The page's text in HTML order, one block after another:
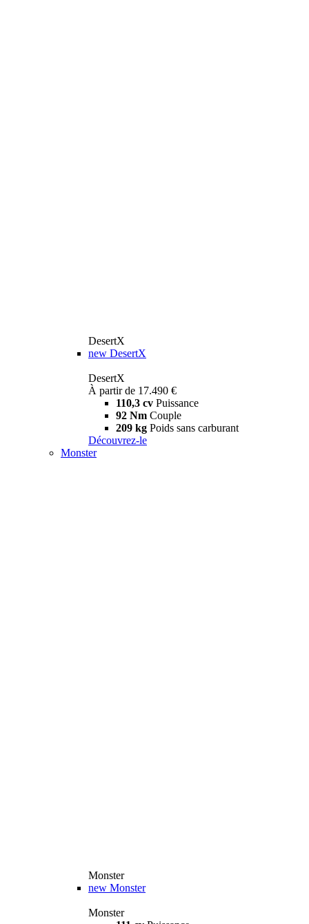
DesertX
new DesertX
DesertX
À partir de 17.490 €
110,3 cv Puissance
92 Nm Couple
209 kg Poids sans carburant
Découvrez-le
Monster
Monster
new Monster
Monster